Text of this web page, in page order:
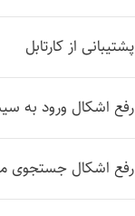
پشتیبانی از کارتابل
رفع اشکال ورود به
رفع اشکال جستجوی